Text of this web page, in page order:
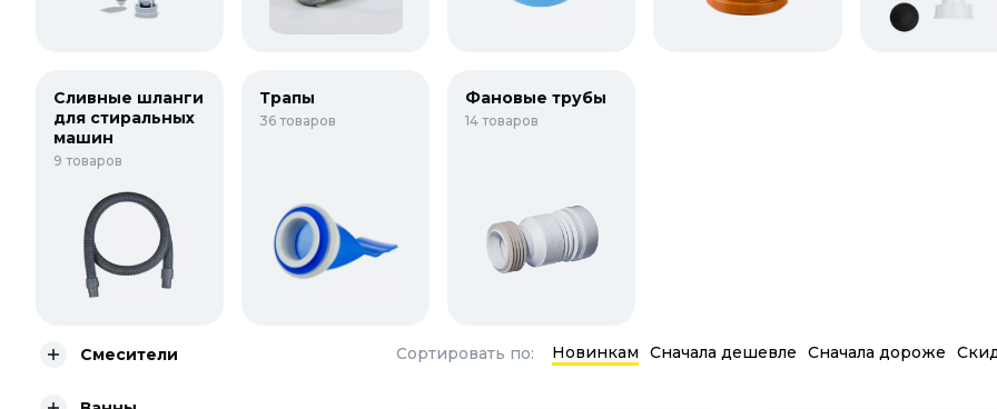
Сливные шланги
для стиральных
машин
9 товаров
Трапы
36 товаров
Фановые трубы
14 товаров
Смесители Сортировать по: Новинкам Сначала дешевле Сначала дороже